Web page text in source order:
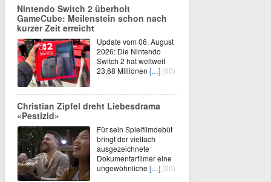
Nintendo Switch 2 überholt
GameCube: Meilenstein schon nach
kurzer Zeit erreicht
Update vom 06. August
2026: Die Nintendo
Switch 2 hat weltweit
23,68 Millionen […] (00)
Christian Zipfel dreht Liebesdrama
«Pestizid»
Für sein Spielfilmdebüt
bringt der vielfach
ausgezeichnete
Dokumentarfilmer eine
ungewöhnliche […] (00)